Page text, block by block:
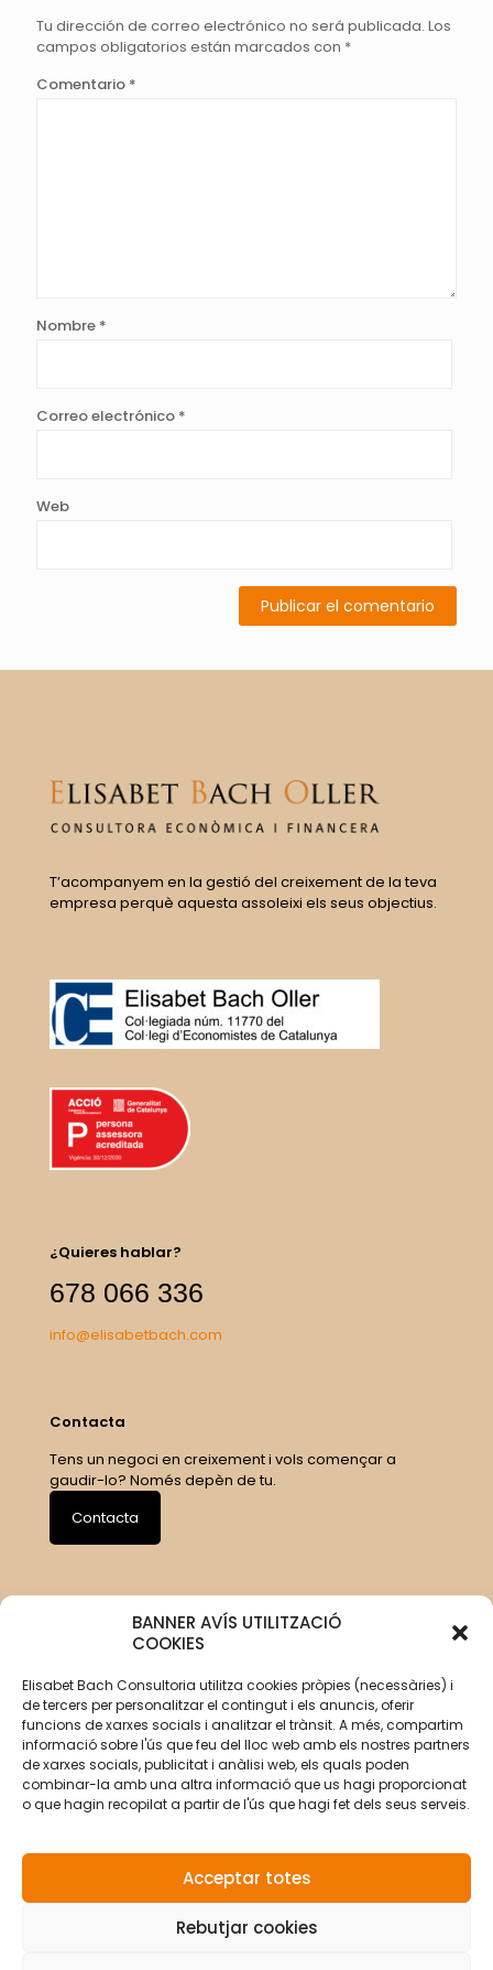
BANNER AVÍS UTILITZACIÓ
COOKIES
Elisabet Bach Consultoria utilitza cookies pròpies (necessàries) i
de tercers per personalitzar el contingut i els anuncis, oferir
funcions de xarxes socials i analitzar el trànsit. A més, compartim
informació sobre l'ús que feu del lloc web amb els nostres partners
de xarxes socials, publicitat i anàlisi web, els quals poden
combinar-la amb una altra informació que us hagi proporcionat
o que hagin recopilat a partir de l'ús que hagi fet dels seus serveis.
Acceptar totes
Rebutjar cookies
Tu dirección de correo electrónico no será publicada. Los
campos obligatorios están marcados con *
Comentario *
Nombre *
Correo electrónico *
Web
T’acompanyem en la gestió del creixement de la teva
empresa perquè aquesta assoleixi els seus objectius.
¿Quieres hablar?
678 066 336
info@elisabetbach.com
Contacta
Tens un negoci en creixement i vols començar a
gaudir-lo? Només depèn de tu.
Contacta
© Copyright 2026 Elisabet Bach Oller por